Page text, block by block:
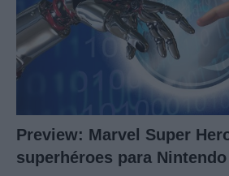
Preview: Marvel Super
superhéroes para